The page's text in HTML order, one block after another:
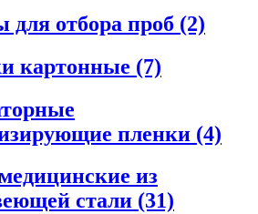
для отбора проб (2)
картонные (7)
пленки (4)
из
стали (31)